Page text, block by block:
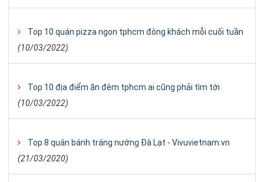
Top 10 quán pizza ngon tphcm đông khách mỗi cuối tuần
(10/03/2022)
Top 10 địa điểm ăn đêm tphcm ai cũng phải tìm tới
(10/03/2022)
Top 8 quán bánh tráng nướng Đà Lạt - Vivuvietnam.vn
(21/03/2020)